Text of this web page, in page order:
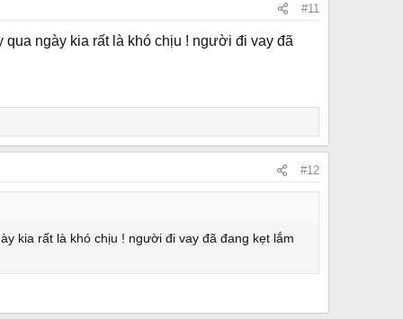
#11
qua ngày kia rất là khó chịu ! người đi vay đã
#12
kia rất là khó chịu ! người đi vay đã đang kẹt lắm